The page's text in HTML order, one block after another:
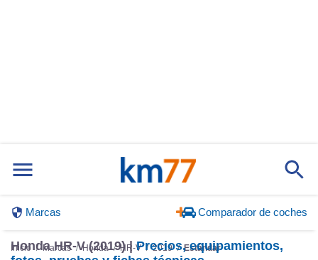
Marcas Comparador de coches
Inicio Marcas Honda HR-V 2019 Estándar
Honda HR-V (2019) |Precios, equipamientos,